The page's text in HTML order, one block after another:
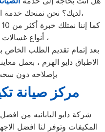
لديك؟ نحن نمنحك خدمة الصيانة الفورية التي ترغب بها،
أنواع غسالات الأطباق دايو الهرم ،
بعد إتمام تقديم الطلب الخاص
الاطباق دايو الهرم ، بعمل
بإصلاحه دون
مركز صيانة
شركة دايو اليابانيه من
المكيفات وتوفر لنا افضل